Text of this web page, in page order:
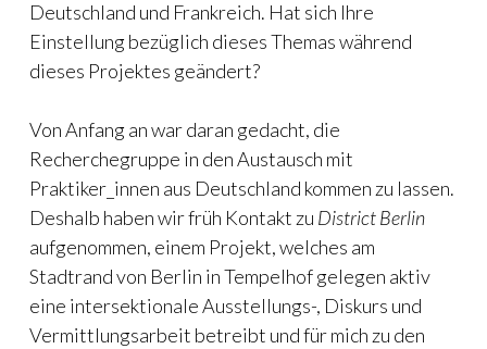
Deutschland und Frankreich. Hat sich Ihre
Einstellung bezüglich dieses Themas während
dieses Projektes geändert?
Von Anfang an war daran gedacht, die
Recherchegruppe in den Austausch mit
Praktiker_innen aus Deutschland kommen zu lassen.
Deshalb haben wir früh Kontakt zu District Berlin
aufgenommen, einem Projekt, welches am
Stadtrand von Berlin in Tempelhof gelegen aktiv
eine intersektionale Ausstellungs-, Diskurs und
Vermittlungsarbeit betreibt und für mich zu den